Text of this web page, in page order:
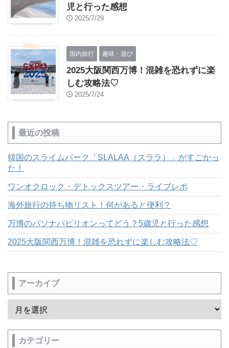
児と行った感想
2025/7/29
国内旅行 趣味・遊び
2025大阪関西万博！混雑を恐れずに楽
しむ攻略法♡
2025/7/24
最近の投稿
韓国のスライムパーク「SLALAA（スララ）」がすごかっ
た！
ワンオクロック・デトックスツアー・ライブレポ
海外旅行の持ち物リスト！何があると便利？
万博のパソナパビリオンってどう？5歳児と行った感想
2025大阪関西万博！混雑を恐れずに楽しむ攻略法♡
アーカイブ
カテゴリー